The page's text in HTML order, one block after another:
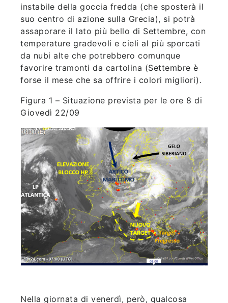
instabile della goccia fredda (che sposterà il
suo centro di azione sulla Grecia), si potrà
assaporare il lato più bello di Settembre, con
temperature gradevoli e cieli al più sporcati
da nubi alte che potrebbero comunque
favorire tramonti da cartolina (Settembre è
forse il mese che sa offrire i colori migliori).
Figura 1 – Situazione prevista per le ore 8 di
Giovedì 22/09
Nella giornata di venerdì, però, qualcosa